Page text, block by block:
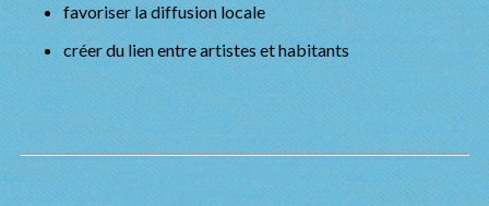
favoriser la diffusion locale
créer du lien entre artistes et habitants